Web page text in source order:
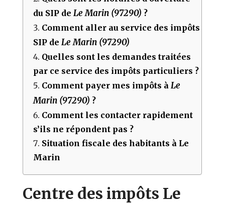
du SIP de Le Marin (97290) ?
Comment aller au service des impôts
SIP de Le Marin (97290)
Quelles sont les demandes traitées
par ce service des impôts particuliers ?
Comment payer mes impôts à Le
Marin (97290) ?
Comment les contacter rapidement
s’ils ne répondent pas ?
Situation fiscale des habitants à Le
Marin
Centre des impôts Le